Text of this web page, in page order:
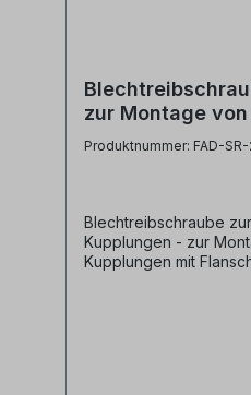
zur Montage von
Kupplungen
Produktnummer: FAD-SR-
Blechtreibschraube
Kupplungen - zur
Kupplungen mit